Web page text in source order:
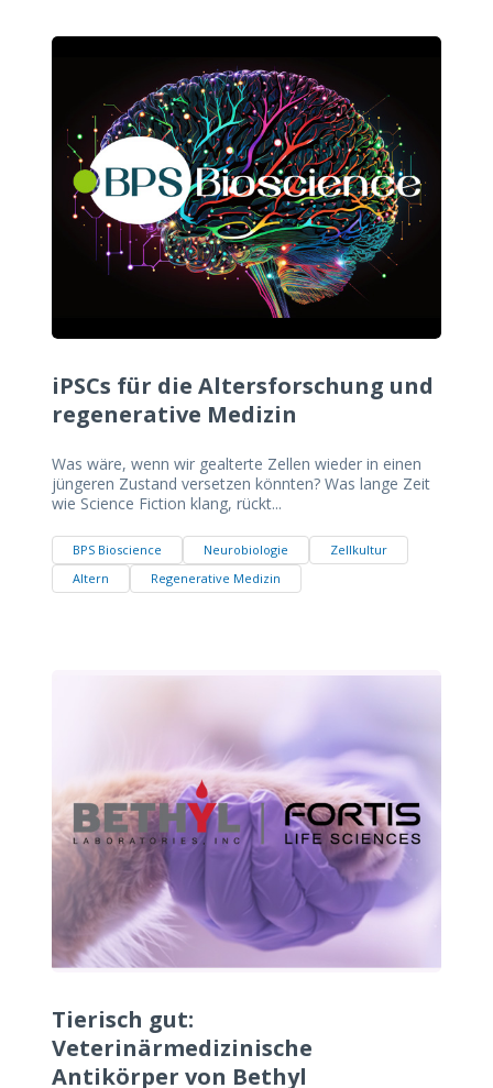
iPSCs für die Altersforschung und
regenerative Medizin
Was wäre, wenn wir gealterte Zellen wieder in einen
jüngeren Zustand versetzen könnten? Was lange Zeit
wie Science Fiction klang, rückt...
BPS Bioscience Neurobiologie
Zellkultur
Altern
Regenerative Medizin
Tierisch gut:
Veterinärmedizinische
Antikörper von Bethyl